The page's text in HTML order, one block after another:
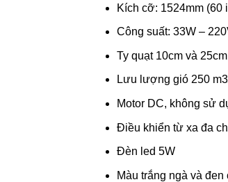
Kích cỡ: 1524mm (60
Công suất: 33W –
Ty quạt 10cm và 25cm
Lưu lượng gió 250
Motor DC, không sử
Điều khiển từ xa đa
Đèn led 5W
Màu trắng ngà và đen